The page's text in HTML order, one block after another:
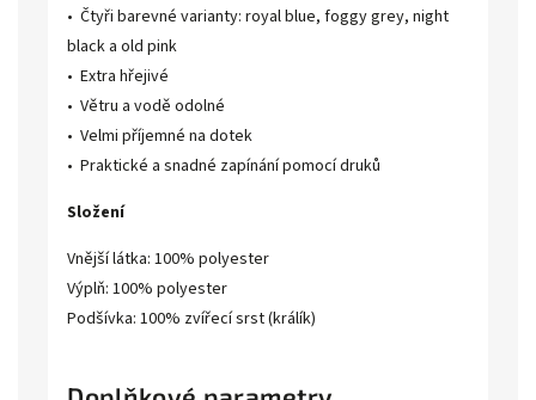
• Čtyři barevné varianty: royal blue, foggy grey, night
black a old pink
• Extra hřejivé
• Větru a vodě odolné
• Velmi příjemné na dotek
• Praktické a snadné zapínání pomocí druků
Složení
Vnější látka: 100% polyester
Výplň: 100% polyester
Podšívka: 100% zvířecí srst (králík)